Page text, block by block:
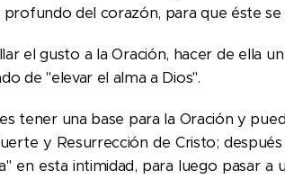
profundo del corazón, para que éste se
el gusto a la Oración, hacer de ella
de "elevar el alma a Dios".
tener una base para la Oración y
y Resurrección de Cristo;
en esta intimidad, para luego pasar